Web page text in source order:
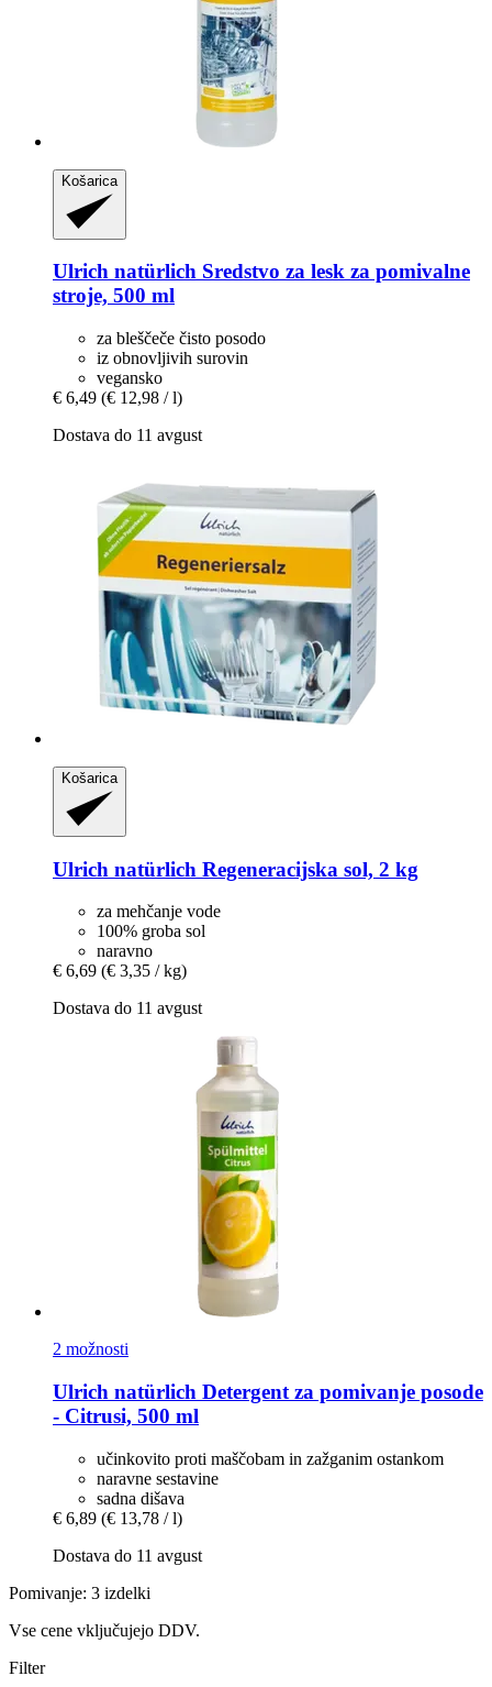
Košarica
Ulrich natürlich Sredstvo za lesk za pomivalne
stroje, 500 ml
za bleščeče čisto posodo
iz obnovljivih surovin
vegansko
€ 6,49 (€ 12,98 / l)
Dostava do 11 avgust
Košarica
Ulrich natürlich Regeneracijska sol, 2 kg
za mehčanje vode
100% groba sol
naravno
€ 6,69 (€ 3,35 / kg)
Dostava do 11 avgust
2 možnosti
Ulrich natürlich Detergent za pomivanje posode
-​ Citrusi, 500 ml
učinkovito proti maščobam in zažganim ostankom
naravne sestavine
sadna dišava
€ 6,89 (€ 13,78 / l)
Dostava do 11 avgust
Pomivanje: 3 izdelki
Vse cene vključujejo DDV.
Filter